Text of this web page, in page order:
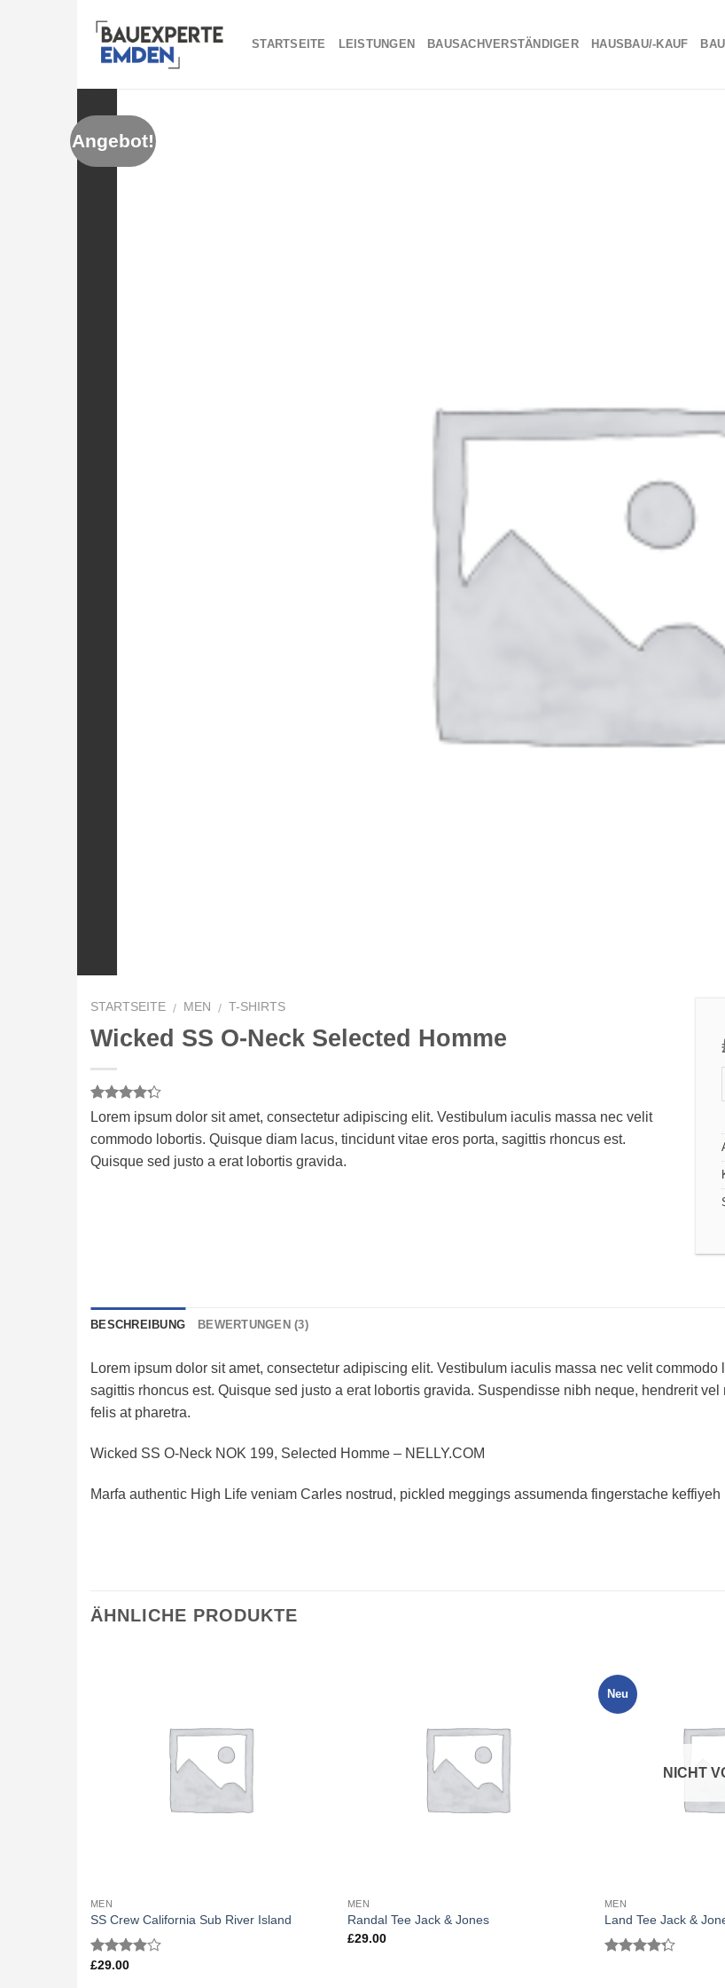
content
STARTSEITE LEISTUNGEN BAUSACHVERSTÄNDIGER HAUSBAU/-KAUF
Angebot!
STARTSEITE / MEN / T-SHIRTS
Wicked SS O-Neck Selected Homme
Bewertet
4.00
von 5,
basierend
auf
3Lorem ipsum dolor sit amet, consectetur adipiscing elit. Vestibulum iaculis massa nec velit
commodo lobortis. Quisque diam lacus, tincidunt vitae eros porta, sagittis rhoncus est.
Quisque sed justo a erat lobortis gravida.
BESCHREIBUNG BEWERTUNGEN (3)
Lorem ipsum dolor sit amet, consectetur adipiscing elit. Vestibulum iaculis massa nec velit
sagittis rhoncus est. Quisque sed justo a erat lobortis gravida. Suspendisse nibh neque, hendrerit
felis at pharetra.
Wicked SS O-Neck NOK 199, Selected Homme – NELLY.COM
Marfa authentic High Life veniam Carles nostrud, pickled meggings assumenda fingerstache keffiyeh
ÄHNLICHE PRODUKTE
MEN
SS Crew California Sub River Island
Bewertet
£29.00
MEN
Randal Tee Jack & Jones
£29.00
Neu
NICHT
MEN
Land Tee Jack &